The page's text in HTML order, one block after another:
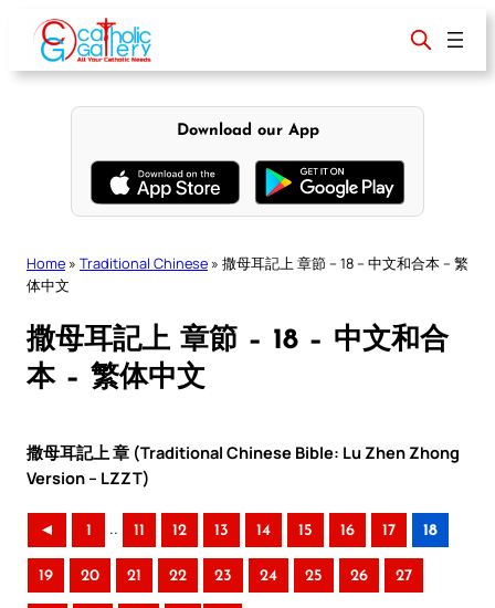
content
Download our App
Home » Traditional Chinese » 撒母耳記上 章節 – 18 – 中文和合本 – 繁
体中文
撒母耳記上 章節 – 18 – 中文和合
本 – 繁体中文
撒母耳記上 章 (Traditional Chinese Bible: Lu Zhen Zhong
Version – LZZT)
◄ 1 .. 11 12 13 14 15 16 17 18
19 20 21 22 23 24 25 26 27